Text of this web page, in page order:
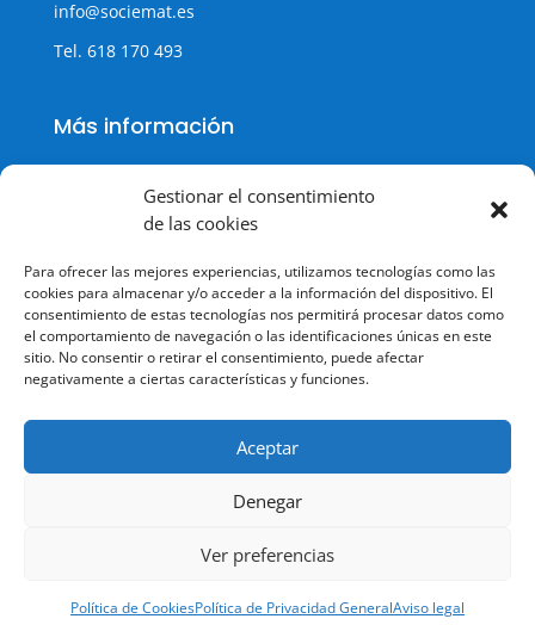
Gestionar el consentimiento
de las cookies
Para ofrecer las mejores experiencias, utilizamos tecnologías como las
cookies para almacenar y/o acceder a la información del dispositivo. El
consentimiento de estas tecnologías nos permitirá procesar datos como
el comportamiento de navegación o las identificaciones únicas en este
sitio. No consentir o retirar el consentimiento, puede afectar
negativamente a ciertas características y funciones.
Aceptar
Denegar
Ver preferencias
Política de CookiesPolítica de Privacidad GeneralAviso legal
info@sociemat.es
Tel. 618 170 493
Más información
Política de Privacidad
Aviso legal
Terminos y condiciones
© Todos los derechos reservados.